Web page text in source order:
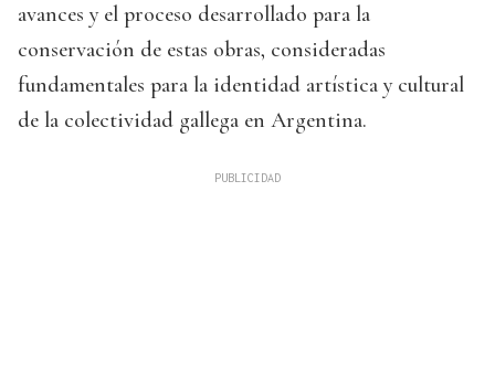
avances y el proceso desarrollado para la
conservación de estas obras, consideradas
fundamentales para la identidad artística y cultural
de la colectividad gallega en Argentina.